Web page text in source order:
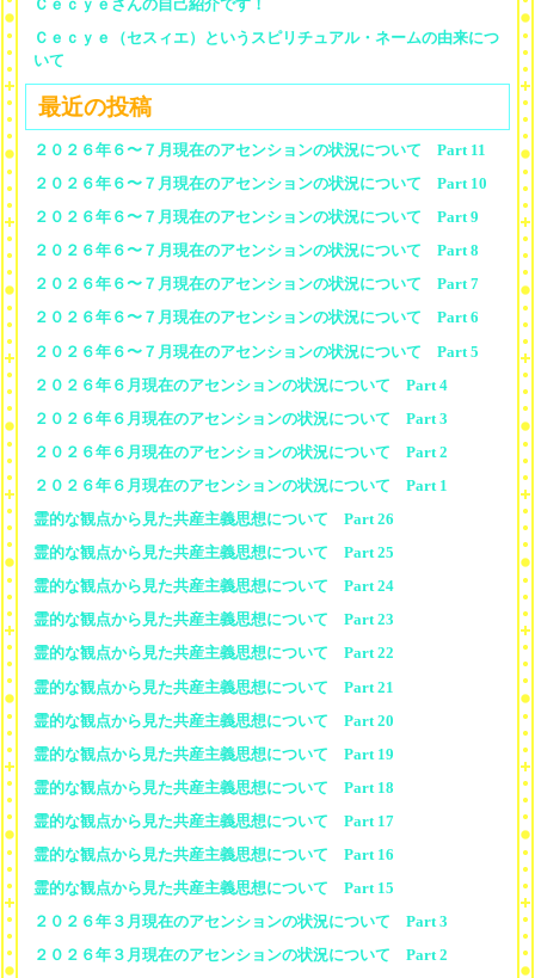
Ｃｅｃｙｅさんの自己紹介です！
Ｃｅｃｙｅ（セスィエ）というスピリチュアル・ネームの由来につ
いて
最近の投稿
２０２６年６〜７月現在のアセンションの状況について Part 11
２０２６年６〜７月現在のアセンションの状況について Part 10
２０２６年６〜７月現在のアセンションの状況について Part 9
２０２６年６〜７月現在のアセンションの状況について Part 8
２０２６年６〜７月現在のアセンションの状況について Part 7
２０２６年６〜７月現在のアセンションの状況について Part 6
２０２６年６〜７月現在のアセンションの状況について Part 5
２０２６年６月現在のアセンションの状況について Part 4
２０２６年６月現在のアセンションの状況について Part 3
２０２６年６月現在のアセンションの状況について Part 2
２０２６年６月現在のアセンションの状況について Part 1
霊的な観点から見た共産主義思想について Part 26
霊的な観点から見た共産主義思想について Part 25
霊的な観点から見た共産主義思想について Part 24
霊的な観点から見た共産主義思想について Part 23
霊的な観点から見た共産主義思想について Part 22
霊的な観点から見た共産主義思想について Part 21
霊的な観点から見た共産主義思想について Part 20
霊的な観点から見た共産主義思想について Part 19
霊的な観点から見た共産主義思想について Part 18
霊的な観点から見た共産主義思想について Part 17
霊的な観点から見た共産主義思想について Part 16
霊的な観点から見た共産主義思想について Part 15
２０２６年３月現在のアセンションの状況について Part 3
２０２６年３月現在のアセンションの状況について Part 2